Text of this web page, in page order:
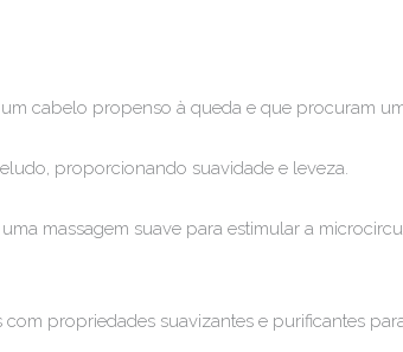
cabelo propenso à queda e que procuram
proporcionando suavidade e leveza.
massagem suave para estimular a
com propriedades suavizantes e purificantes